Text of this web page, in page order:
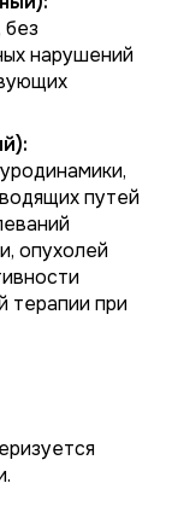
нарушений
путей
опухолей
терапии при